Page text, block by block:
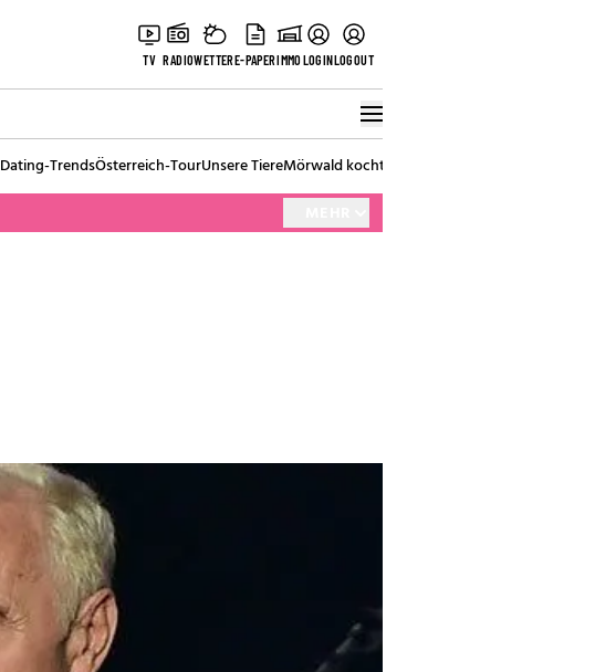
TV RADIOWETTERE-PAPERIMMOLOGINLOGOUT
Dating-TrendsÖsterreich-TourUnsere TiereMörwald kocht